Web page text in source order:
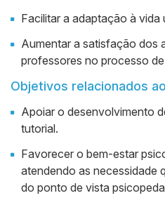
Facilitar a adaptação à vida
Aumentar a satisfação dos
professores no processo
Objetivos relacionados
Apoiar o desenvolvimento
tutorial.
Favorecer o bem-estar
atendendo as necessidade
do ponto de vista